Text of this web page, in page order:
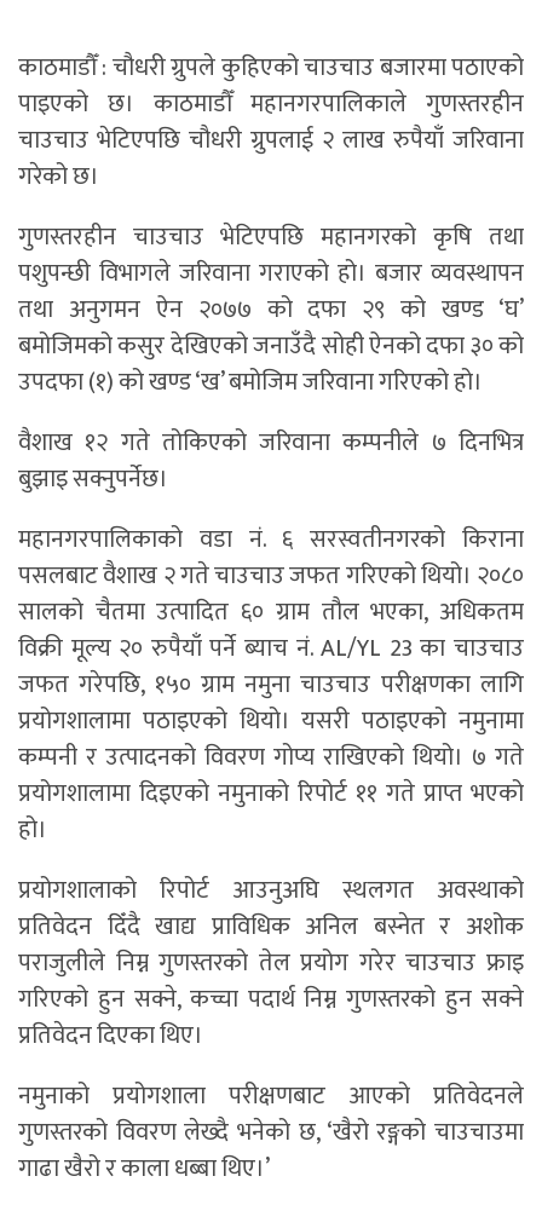
काठमाडौँ : चौधरी ग्रुपले कुहिएको चाउचाउ बजारमा पठाएको
पाइएको छ। काठमाडौँ महानगरपालिकाले गुणस्तरहीन
चाउचाउ भेटिएपछि चौधरी ग्रुपलाई २ लाख रुपैयाँ जरिवाना
गरेको छ।
गुणस्तरहीन चाउचाउ भेटिएपछि महानगरको कृषि तथा
पशुपन्छी विभागले जरिवाना गराएको हो। बजार व्यवस्थापन
तथा अनुगमन ऐन २०७७ को दफा २९ को खण्ड ‘घ’
बमोजिमको कसुर देखिएको जनाउँदै सोही ऐनको दफा ३० को
उपदफा (१) को खण्ड ‘ख’ बमोजिम जरिवाना गरिएको हो।
वैशाख १२ गते तोकिएको जरिवाना कम्पनीले ७ दिनभित्र
बुझाइ सक्नुपर्नेछ।
महानगरपालिकाको वडा नं. ६ सरस्वतीनगरको किराना
पसलबाट वैशाख २ गते चाउचाउ जफत गरिएको थियो। २०८०
सालको चैतमा उत्पादित ६० ग्राम तौल भएका, अधिकतम
विक्री मूल्य २० रुपैयाँ पर्ने ब्याच नं. AL/YL 23 का चाउचाउ
जफत गरेपछि, १५० ग्राम नमुना चाउचाउ परीक्षणका लागि
प्रयोगशालामा पठाइएको थियो। यसरी पठाइएको नमुनामा
कम्पनी र उत्पादनको विवरण गोप्य राखिएको थियो। ७ गते
प्रयोगशालामा दिइएको नमुनाको रिपोर्ट ११ गते प्राप्त भएको
हो।
प्रयोगशालाको रिपोर्ट आउनुअघि स्थलगत अवस्थाको
प्रतिवेदन दिँदै खाद्य प्राविधिक अनिल बस्नेत र अशोक
पराजुलीले निम्न गुणस्तरको तेल प्रयोग गरेर चाउचाउ फ्राइ
गरिएको हुन सक्ने, कच्चा पदार्थ निम्न गुणस्तरको हुन सक्ने
प्रतिवेदन दिएका थिए।
नमुनाको प्रयोगशाला परीक्षणबाट आएको प्रतिवेदनले
गुणस्तरको विवरण लेख्दै भनेको छ, ‘खैरो रङ्गको चाउचाउमा
गाढा खैरो र काला धब्बा थिए।’